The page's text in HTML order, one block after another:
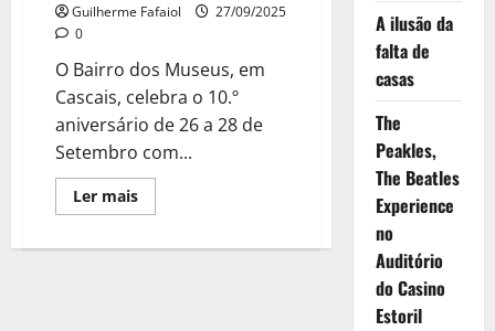
Guilherme Fafaiol
27/09/2025
0
O Bairro dos Museus, em
Cascais, celebra o 10.º
aniversário de 26 a 28 de
Setembro com...
Ler maisLeia
mais
dos
A ilusão da
falta de
casas
The
Peakles,
The Beatles
Experience
no
Auditório
do Casino
Estoril